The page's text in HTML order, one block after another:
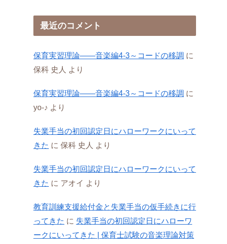
最近のコメント
保育実習理論――音楽編4-3～コードの移調 に
保科 史人 より
保育実習理論――音楽編4-3～コードの移調 に
yo-♪ より
失業手当の初回認定日にハローワークにいって
きた に 保科 史人 より
失業手当の初回認定日にハローワークにいって
きた に アオイ より
教育訓練支援給付金と 失業手当の仮手続きに行
ってきた に 失業手当の初回認定日にハローワ
ークにいってきた | 保育士試験の音楽理論対策